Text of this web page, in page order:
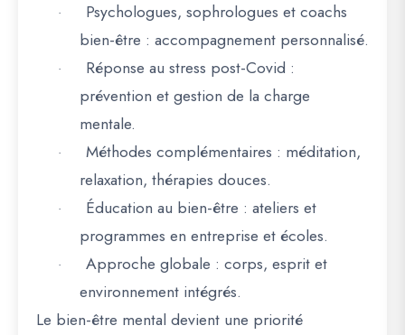
·
Psychologues, sophrologues et coachs
bien-être : accompagnement personnalisé.
· Réponse au stress post-Covid :
prévention et gestion de la charge
mentale.
· Méthodes complémentaires : méditation,
relaxation, thérapies douces.
· Éducation au bien-être : ateliers et
programmes en entreprise et écoles.
· Approche globale : corps, esprit et
environnement intégrés.
Le bien-être mental devient une priorité